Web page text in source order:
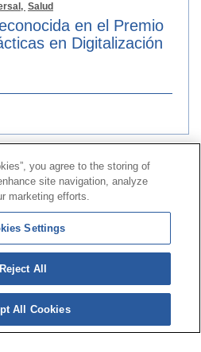
Salud
en el Premio
en Digitalización
contratante|Reclamacións
|Zona Privada Comisión de
Zona Privada Provedor Sanitario
Mapa do sitio | Aviso legal |
Datos
cookies
you agree to the storing of
site navigation, analyze
marketing efforts.
Settings
Reject All
All Cookies